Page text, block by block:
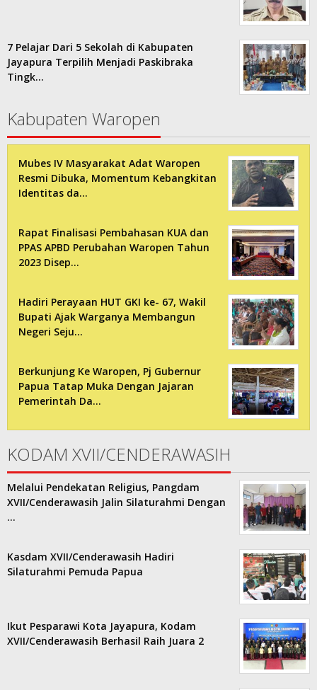
7 Pelajar Dari 5 Sekolah di Kabupaten
Jayapura Terpilih Menjadi Paskibraka
Tingk…
Kabupaten Waropen
Mubes IV Masyarakat Adat Waropen
Resmi Dibuka, Momentum Kebangkitan
Identitas da…
Rapat Finalisasi Pembahasan KUA dan
PPAS APBD Perubahan Waropen Tahun
2023 Disep…
Hadiri Perayaan HUT GKI ke- 67, Wakil
Bupati Ajak Warganya Membangun
Negeri Seju…
Berkunjung Ke Waropen, Pj Gubernur
Papua Tatap Muka Dengan Jajaran
Pemerintah Da…
KODAM XVII/CENDERAWASIH
Melalui Pendekatan Religius, Pangdam
XVII/Cenderawasih Jalin Silaturahmi Dengan
…
Kasdam XVII/Cenderawasih Hadiri
Silaturahmi Pemuda Papua
Ikut Pesparawi Kota Jayapura, Kodam
XVII/Cenderawasih Berhasil Raih Juara 2